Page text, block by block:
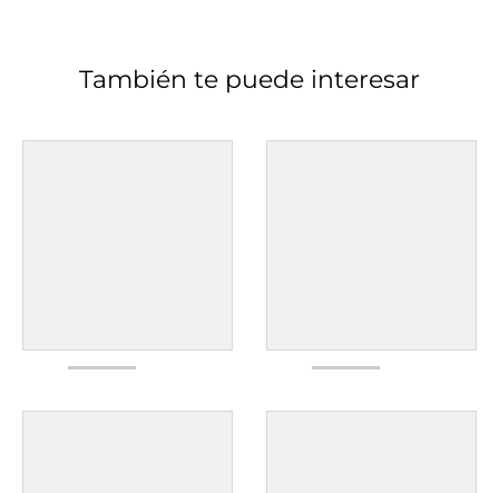
También te puede interesar